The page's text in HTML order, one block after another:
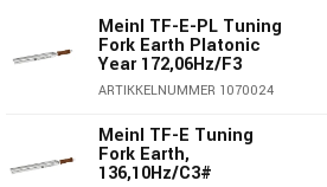
Meinl TF-E-PL Tuning
Fork Earth Platonic
Year 172,06Hz/F3
ARTIKKELNUMMER 1070024
Meinl TF-E Tuning
Fork Earth,
136,10Hz/C3#